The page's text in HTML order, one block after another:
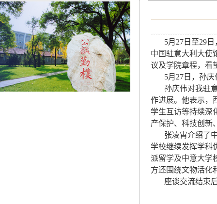
5月27日至29日
中国驻意大利大使
议及学院章程，看
5月27日，孙庆
孙庆伟对我驻意
作进展。他表示，
学生互访等持续深
产保护、科技创新
张凌霄介绍了中
学校继续发挥学科
派留学及中意大学
方还围绕文物活化
座谈交流结束后